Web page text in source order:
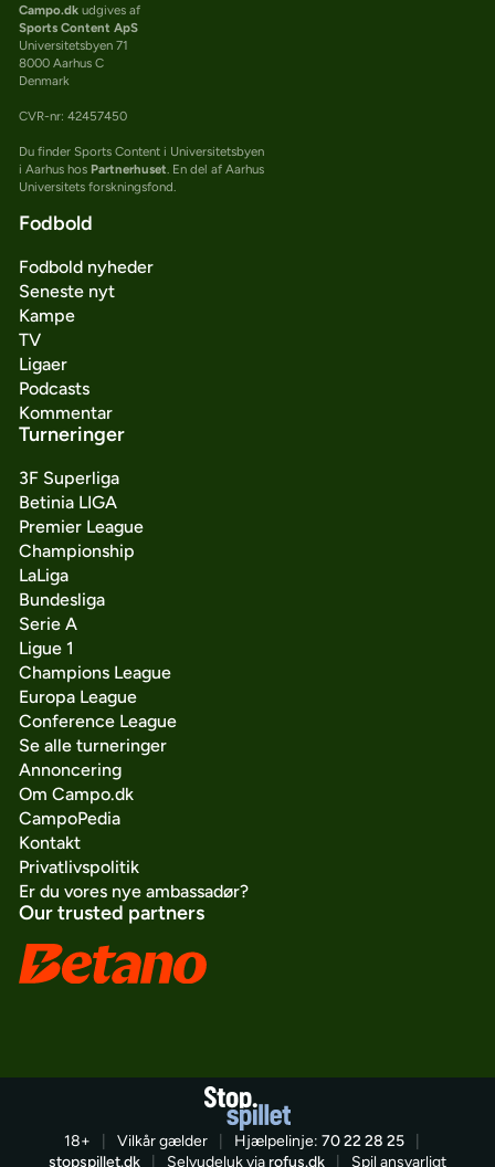
Campo.dkudgives af
Sports Content ApS
Universitetsbyen 71
8000 Aarhus C
Denmark
CVR-nr: 42457450
Du finder Sports Content i Universitetsbyen
i Aarhus hos Partnerhuset . En del af Aarhus
Universitets forskningsfond.
Fodbold
Fodbold nyheder
Seneste nyt
Kampe
TV
Ligaer
Podcasts
Kommentar
Turneringer
3F Superliga
Betinia LIGA
Premier League
Championship
LaLiga
Bundesliga
Serie A
Ligue 1
Champions League
Europa League
Conference League
Se alle turneringer
Annoncering
Om Campo.dk
CampoPedia
Kontakt
Privatlivspolitik
Er du vores nye ambassadør?
Our trusted partners
18+ Vilkår gælder Hjælpelinje: 70 22 28 25
stopspillet.dk
Selvudeluk via rofus.dk Spil ansvarligt